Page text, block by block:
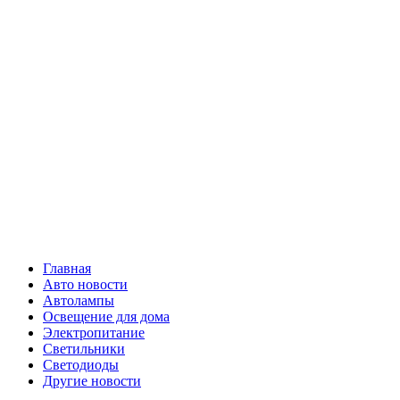
Главная
Авто новости
Автолампы
Освещение для дома
Электропитание
Светильники
Светодиоды
Другие новости